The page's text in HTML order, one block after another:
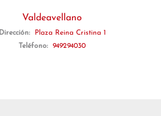
Valdeavellano
Dirección:
Plaza Reina Cristina 1
Teléfono:
949294030